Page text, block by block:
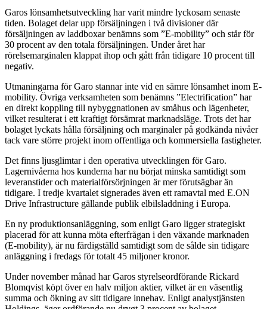
Garos lönsamhetsutveckling har varit mindre lyckosam senaste
tiden. Bolaget delar upp försäljningen i två divisioner där
försäljningen av laddboxar benämns som ”E-mobility” och står för
30 procent av den totala försäljningen. Under året har
rörelsemarginalen klappat ihop och gått från tidigare 10 procent till
negativ.
Utmaningarna för Garo stannar inte vid en sämre lönsamhet inom E-
mobility. Övriga verksamheten som benämns ”Electrification” har
en direkt koppling till nybyggnationen av småhus och lägenheter,
vilket resulterat i ett kraftigt försämrat marknadsläge. Trots det har
bolaget lyckats hålla försäljning och marginaler på godkända nivåer
tack vare större projekt inom offentliga och kommersiella fastigheter.
Det finns ljusglimtar i den operativa utvecklingen för Garo.
Lagernivåerna hos kunderna har nu börjat minska samtidigt som
leveranstider och materialförsörjningen är mer förutsägbar än
tidigare. I tredje kvartalet signerades även ett ramavtal med E.ON
Drive Infrastructure gällande publik elbilsladdning i Europa.
En ny produktionsanläggning, som enligt Garo ligger strategiskt
placerad för att kunna möta efterfrågan i den växande marknaden
(E-mobility), är nu färdigställd samtidigt som de sålde sin tidigare
anläggning i fredags för totalt 45 miljoner kronor.
Under november månad har Garos styrelseordförande Rickard
Blomqvist köpt över en halv miljon aktier, vilket är en väsentlig
summa och ökning av sitt tidigare innehav. Enligt analystjänsten